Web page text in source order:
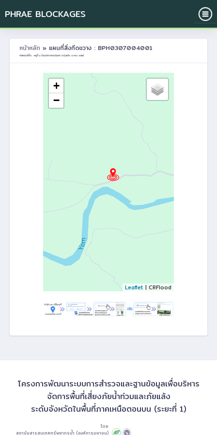
PHRAE BLOCKAGES
หน้าหลัก » แผนที่สิ่งกีดขวาง : BPH0307004001
ตำแหน่งที่ตั้ง : หมู่ที่ 4 บ้านปากจากตะวันตก ต.ทุ่งแล้ง อ.ลอง จ.แพร่
+
−
Leaflet | CRFlood
โครงการพัฒนาระบบการสำรวจและฐานข้อมูลเพื่อบริหาร
จัดการพื้นที่เสี่ยงภัยน้ำท่วมและภัยแล้ง
ระดับจังหวัดในพื้นที่ภาคเหนือตอนบน (ระยะที่ 1)
โดย
สถาบันสารสนเทศทรัพยากรน้ำ (องค์การมหาชน)